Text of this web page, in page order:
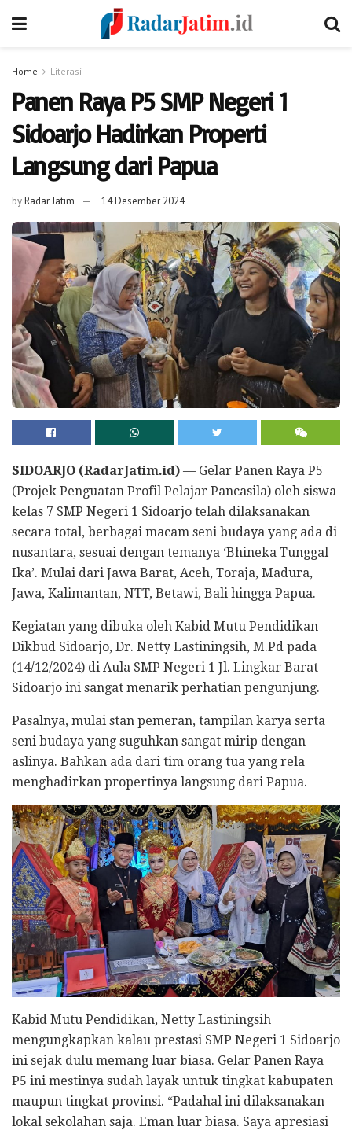
Home Literasi
Panen Raya P5 SMP Negeri 1
Sidoarjo Hadirkan Properti
Langsung dari Papua
byRadar Jatim 14 Desember 2024
SIDOARJO (RadarJatim.id) — Gelar Panen Raya P5
(Projek Penguatan Profil Pelajar Pancasila) oleh siswa
kelas 7 SMP Negeri 1 Sidoarjo telah dilaksanakan
secara total, berbagai macam seni budaya yang ada di
nusantara, sesuai dengan temanya ‘Bhineka Tunggal
Ika’. Mulai dari Jawa Barat, Aceh, Toraja, Madura,
Jawa, Kalimantan, NTT, Betawi, Bali hingga Papua.
Kegiatan yang dibuka oleh Kabid Mutu Pendidikan
Dikbud Sidoarjo, Dr. Netty Lastiningsih, M.Pd pada
(14/12/2024) di Aula SMP Negeri 1 Jl. Lingkar Barat
Sidoarjo ini sangat menarik perhatian pengunjung.
Pasalnya, mulai stan pemeran, tampilan karya serta
seni budaya yang suguhkan sangat mirip dengan
aslinya. Bahkan ada dari tim orang tua yang rela
menghadirkan propertinya langsung dari Papua.
Kabid Mutu Pendidikan, Netty Lastiningsih
mengungkapkan kalau prestasi SMP Negeri 1 Sidoarjo
ini sejak dulu memang luar biasa. Gelar Panen Raya
P5 ini mestinya sudah layak untuk tingkat kabupaten
maupun tingkat provinsi. “Padahal ini dilaksanakan
lokal sekolahan saja. Eman luar biasa. Saya apresiasi